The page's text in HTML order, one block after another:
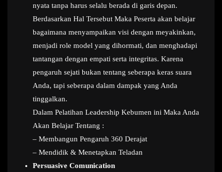
nyata tanpa harus selalu berada di garis depan.
Berdasarkan Hal Tersebut Maka Peserta akan belajar
bagaimana menyampaikan visi dengan meyakinkan,
menjadi role model yang dihormati, dan menghadapi
tantangan dengan empati serta integritas. Karena
pengaruh sejati bukan tentang seberapa keras suara
Anda, tapi seberapa dalam dampak yang Anda
tinggalkan.
Dalam Pelatihan Leadership Kebumen ini Maka Anda
Akan Belajar Tentang :
– Membangun Pengaruh 360 Derajat
– Mendidik & Menetapkan Teladan
Persuasive Comunication